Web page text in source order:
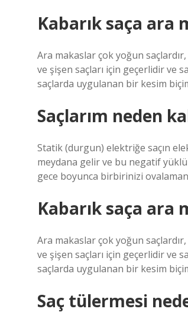
Kabarık saça ara
Ara makaslar çok yoğun
ve şişen saçları için geçerlidir ve
saçlarda uygulanan bir kesim
Saçlarım neden
Statik (durgun) elektriğe saçın
meydana gelir ve bu negatif yüklü
gece boyunca birbirinizi
Kabarık saça ara
Ara makaslar çok yoğun
ve şişen saçları için geçerlidir ve
saçlarda uygulanan bir kesim
Saç tülermesi